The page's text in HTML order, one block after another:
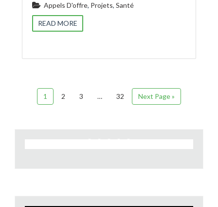
Appels D'offre, Projets, Santé
READ MORE
1 2 3 … 32 Next Page »